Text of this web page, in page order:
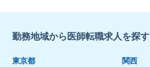
勤務地域から医師転職求人を探す
東京都 関西